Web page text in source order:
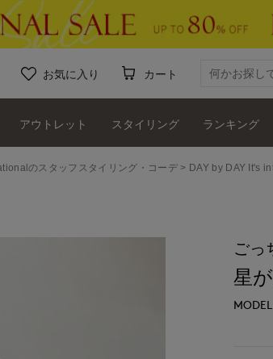
お気に入り カート
アウトレット スタイリング ランキング
のスタッフスタイリング・コーデ DAY by DAY It's
ごっ
星